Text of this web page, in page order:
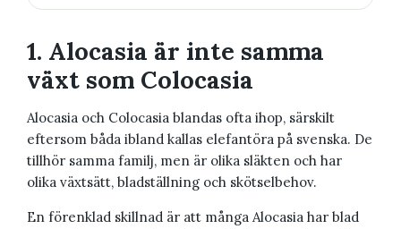
1. Alocasia är inte samma
växt som Colocasia
Alocasia och Colocasia blandas ofta ihop, särskilt
eftersom båda ibland kallas elefantöra på svenska. De
tillhör samma familj, men är olika släkten och har
olika växtsätt, bladställning och skötselbehov.
En förenklad skillnad är att många Alocasia har blad